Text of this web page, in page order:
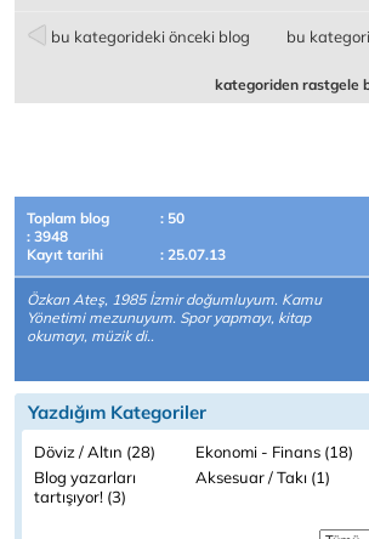
bu kategorideki önceki blog bu
kategoriden rastgele
Toplam blog
: 50
: 3948
Kayıt tarihi
: 25.07.13
Özkan Ateş, 1985 İzmir doğumluyum. Kamu
Yönetimi mezunuyum. Spor yapmayı, kitap
okumayı, müzik di..
Yazdığım Kategoriler
Döviz / Altın (28)
Ekonomi - Finans (18)
Blog yazarları
tartışıyor! (3)
Aksesuar / Takı (1)